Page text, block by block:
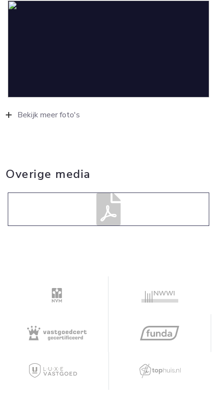
Bekijk meer foto's
Overige media